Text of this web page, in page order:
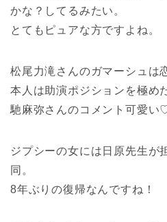
かな？してるみたい。
とてもピュアな方ですよね。
松尾力滝さんのガマーシュは
本人は助演ポジションを極め
馳麻弥さんのコメント可愛
ジプシーの女には日原先生が
同。
8年ぶりの復帰なんですね！